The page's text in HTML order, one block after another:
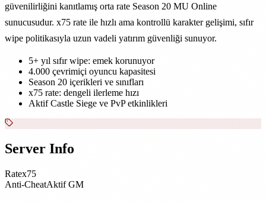
güvenilirliğini kanıtlamış orta rate Season 20 MU Online
sunucusudur. x75 rate ile hızlı ama kontrollü karakter gelişimi, sıfır
wipe politikasıyla uzun vadeli yatırım güvenliği sunuyor.
5+ yıl sıfır wipe: emek korunuyor
4.000 çevrimiçi oyuncu kapasitesi
Season 20 içerikleri ve sınıfları
x75 rate: dengeli ilerleme hızı
Aktif Castle Siege ve PvP etkinlikleri
Server Info
Ratex75
Anti-CheatAktif GM